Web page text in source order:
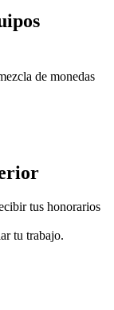
de monedas
tus honorarios
tu trabajo.